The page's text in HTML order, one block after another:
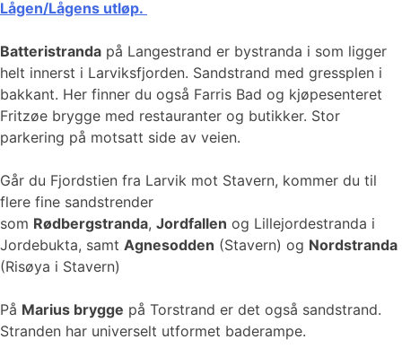
Lågen/Lågens utløp.
Batteristranda på Langestrand er bystranda i som ligger
helt innerst i Larviksfjorden. Sandstrand med gressplen i
bakkant. Her finner du også Farris Bad og kjøpesenteret
Fritzøe brygge med restauranter og butikker. Stor
parkering på motsatt side av veien.
Går du Fjordstien fra Larvik mot Stavern, kommer du til
flere fine sandstrender
som Rødbergstranda, Jordfallen og Lillejordestranda i
Jordebukta, samt Agnesodden (Stavern) og Nordstranda
(Risøya i Stavern)
På Marius brygge på Torstrand er det også sandstrand.
Stranden har universelt utformet baderampe.